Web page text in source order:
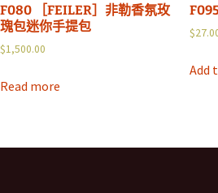
F080 ［FEILER］非勒香氛玫
瑰包迷你手提包
$1,500.00
Read more
$
Add